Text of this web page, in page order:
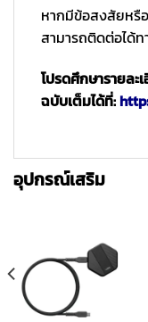
หากมีข้อสงสัยหรื
สามารถติดต่อได้ท
โปรดศึกษารายละ
ฉบับเต็มได้ที่:
อุปกรณ์เสริม